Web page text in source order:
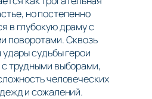
но постепенно
в глубокую драму с
поворотами. Сквозь
судьбы герои
трудными выборами,
человеческих
и сожалений.